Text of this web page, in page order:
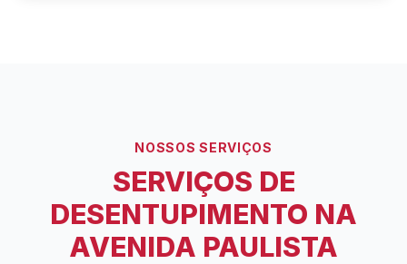
NOSSOS SERVIÇOS
SERVIÇOS DE
DESENTUPIMENTO NA
AVENIDA PAULISTA